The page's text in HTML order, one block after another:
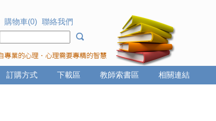
購物車(0) 聯絡我們
相關連結
教師索書區
下載區
訂購方式